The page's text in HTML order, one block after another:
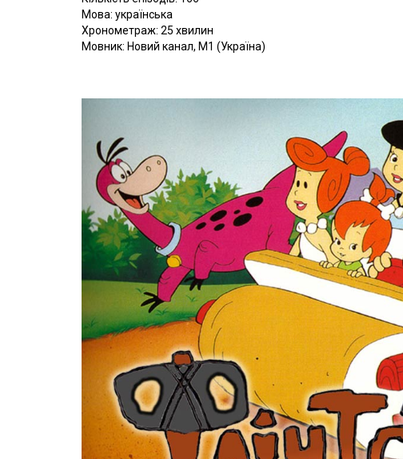
Мова: українська
Хронометраж: 25 хвилин
Мовник: Новий канал, М1 (Україна)